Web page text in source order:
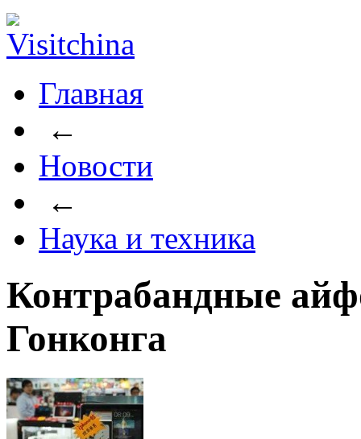
Главная
←
Новости
←
Наука и техника
Контрабандные
Гонконга